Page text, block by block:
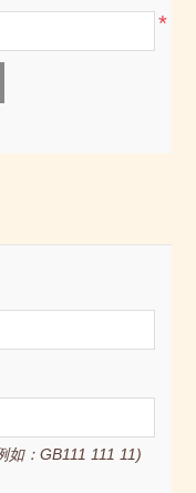
*
如：GB111 111 11)